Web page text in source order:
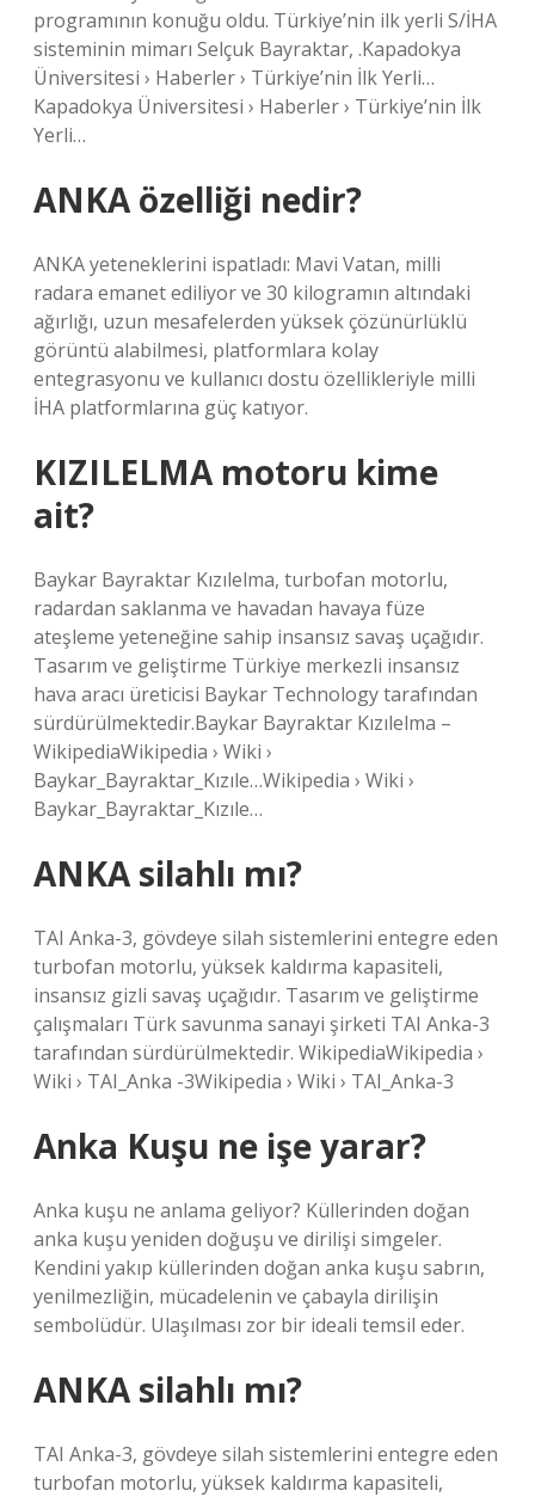
programının konuğu oldu. Türkiye’nin ilk yerli S/İHA
sisteminin mimarı Selçuk Bayraktar, .Kapadokya
Üniversitesi › Haberler › Türkiye’nin İlk Yerli…
Kapadokya Üniversitesi › Haberler › Türkiye’nin İlk
Yerli…
ANKA özelliği nedir?
ANKA yeteneklerini ispatladı: Mavi Vatan, milli
radara emanet ediliyor ve 30 kilogramın altındaki
ağırlığı, uzun mesafelerden yüksek çözünürlüklü
görüntü alabilmesi, platformlara kolay
entegrasyonu ve kullanıcı dostu özellikleriyle milli
İHA platformlarına güç katıyor.
KIZILELMA motoru kime
ait?
Baykar Bayraktar Kızılelma, turbofan motorlu,
radardan saklanma ve havadan havaya füze
ateşleme yeteneğine sahip insansız savaş uçağıdır.
Tasarım ve geliştirme Türkiye merkezli insansız
hava aracı üreticisi Baykar Technology tarafından
sürdürülmektedir.Baykar Bayraktar Kızılelma –
WikipediaWikipedia › Wiki ›
Baykar_Bayraktar_Kızıle…Wikipedia › Wiki ›
Baykar_Bayraktar_Kızıle…
ANKA silahlı mı?
TAI Anka-3, gövdeye silah sistemlerini entegre eden
turbofan motorlu, yüksek kaldırma kapasiteli,
insansız gizli savaş uçağıdır. Tasarım ve geliştirme
çalışmaları Türk savunma sanayi şirketi TAI Anka-3
tarafından sürdürülmektedir. WikipediaWikipedia ›
Wiki › TAI_Anka -3Wikipedia › Wiki › TAI_Anka-3
Anka Kuşu ne işe yarar?
Anka kuşu ne anlama geliyor? Küllerinden doğan
anka kuşu yeniden doğuşu ve dirilişi simgeler.
Kendini yakıp küllerinden doğan anka kuşu sabrın,
yenilmezliğin, mücadelenin ve çabayla dirilişin
sembolüdür. Ulaşılması zor bir ideali temsil eder.
ANKA silahlı mı?
TAI Anka-3, gövdeye silah sistemlerini entegre eden
turbofan motorlu, yüksek kaldırma kapasiteli,